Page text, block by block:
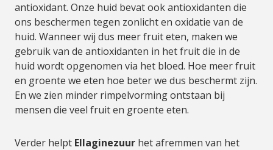
antioxidant. Onze huid bevat ook antioxidanten die
ons beschermen tegen zonlicht en oxidatie van de
huid. Wanneer wij dus meer fruit eten, maken we
gebruik van de antioxidanten in het fruit die in de
huid wordt opgenomen via het bloed. Hoe meer fruit
en groente we eten hoe beter we dus beschermt zijn.
En we zien minder rimpelvorming ontstaan bij
mensen die veel fruit en groente eten.
Verder helpt Ellaginezuur het afremmen van het